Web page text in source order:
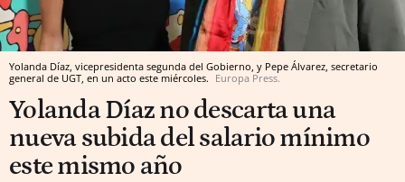
Yolanda Díaz, vicepresidenta segunda del Gobierno, y Pepe Álvarez, secretario
general de UGT, en un acto este miércoles. Europa Press.
Yolanda Díaz no descarta una
nueva subida del salario mínimo
este mismo año